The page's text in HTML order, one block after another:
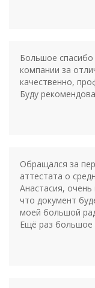
Большое
компании за
качественно,
Буду
Обращался за
аттестата о
Анастасия, очень
что документ
моей большой
Ещё раз большое